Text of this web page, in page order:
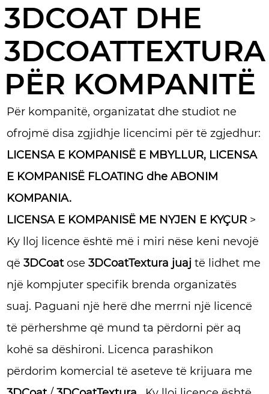
3DCOAT DHE
3DCOATTEXTURA
PËR KOMPANITË
Për kompanitë, organizatat dhe studiot ne
ofrojmë disa zgjidhje licencimi për të zgjedhur:
LICENSA E KOMPANISË E MBYLLUR, LICENSA
E KOMPANISË FLOATING dhe ABONIM
KOMPANIA.
LICENSA E KOMPANISË ME NYJEN E KYÇUR >
Ky lloj licence është më i miri nëse keni nevojë
që3DCoatose3DCoatTextura juaj të lidhet me
një kompjuter specifik brenda organizatës
suaj. Paguani një herë dhe merrni një licencë
të përhershme që mund ta përdorni për aq
kohë sa dëshironi. Licenca parashikon
përdorim komercial të aseteve të krijuara me